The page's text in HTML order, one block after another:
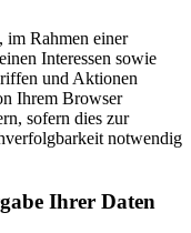
im Rahmen einer
Interessen sowie
und Aktionen
Ihrem Browser
sofern dies zur
notwendig
Ihrer Daten